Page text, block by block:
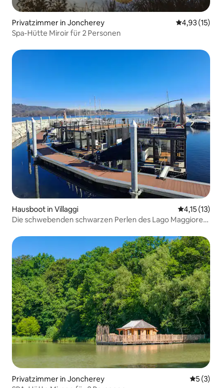
Privatzimmer in Joncherey
4,93 (15)
Spa-Hütte Miroir für 2 Personen
Hausboot in Villaggi
4,15 (13)
Die schwebenden schwarzen Perlen des Lago Maggiore
Privatzimmer in Joncherey
5 (3)